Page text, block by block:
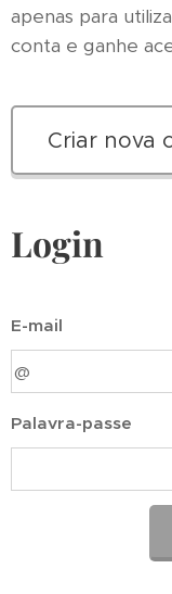
apenas para
conta e ganhe
Criar nova
Login
E-mail
Palavra-passe